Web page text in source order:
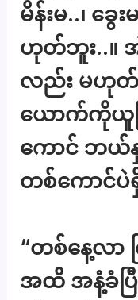
မိန်းမ..၊ ခွ
ဟုတ်ဘူး..။ အဲ
လည်း မဟုတ်
ယောက်ကိုယူ
ကောင် ဘယ်
တစ်ကောင်
“တစ်နေ့လာ
အထိ အနံ့ခံပြီ